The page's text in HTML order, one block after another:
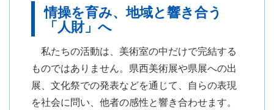
情操を育み、地域と響き合う
「人財」へ
私たちの活動は、美術室の中だけで完結する
ものではありません。県西美術展や県展への出
展、文化祭での発表などを通じて、自らの表現
を社会に問い、他者の感性と響き合わせます。